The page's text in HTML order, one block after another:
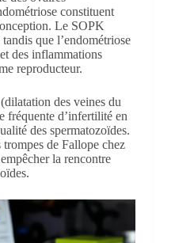
constituent
Le SOPK
que l’endométriose
des inflammations
reproducteur.
des veines du
fréquente d’infertilité en
des spermatozoïdes.
de Fallope chez
la rencontre